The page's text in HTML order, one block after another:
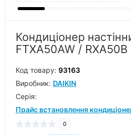
Кондиціонер
FTXA50AW / RXA50B
Код товару: 93163
Виробник: DAIKIN
Серiя:
Прайс встановлення
0